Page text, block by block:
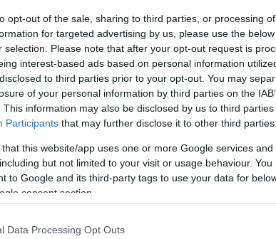
opt-out of the sale, sharing to third parties, or processing
for targeted advertising by us, please use the
selection. Please note that after your opt-out request is
interest-based ads based on personal information
to third parties prior to your opt-out. You may
of your personal information by third parties on the
This information may also be disclosed by us to third
Participants that may further disclose it to other third parties.
that this website/app uses one or more Google services
but not limited to your visit or usage behaviour.
to Google and its third-party tags to use your data for
consent section.
Data Processing Opt Outs